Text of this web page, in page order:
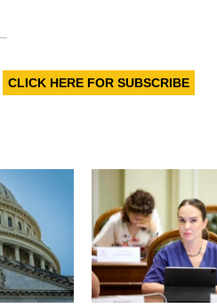
CLICK HERE FOR SUBSCRIBE